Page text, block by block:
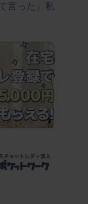
言った』私